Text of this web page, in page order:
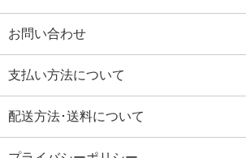
お問い合わせ
支払い方法について
配送方法･送料について